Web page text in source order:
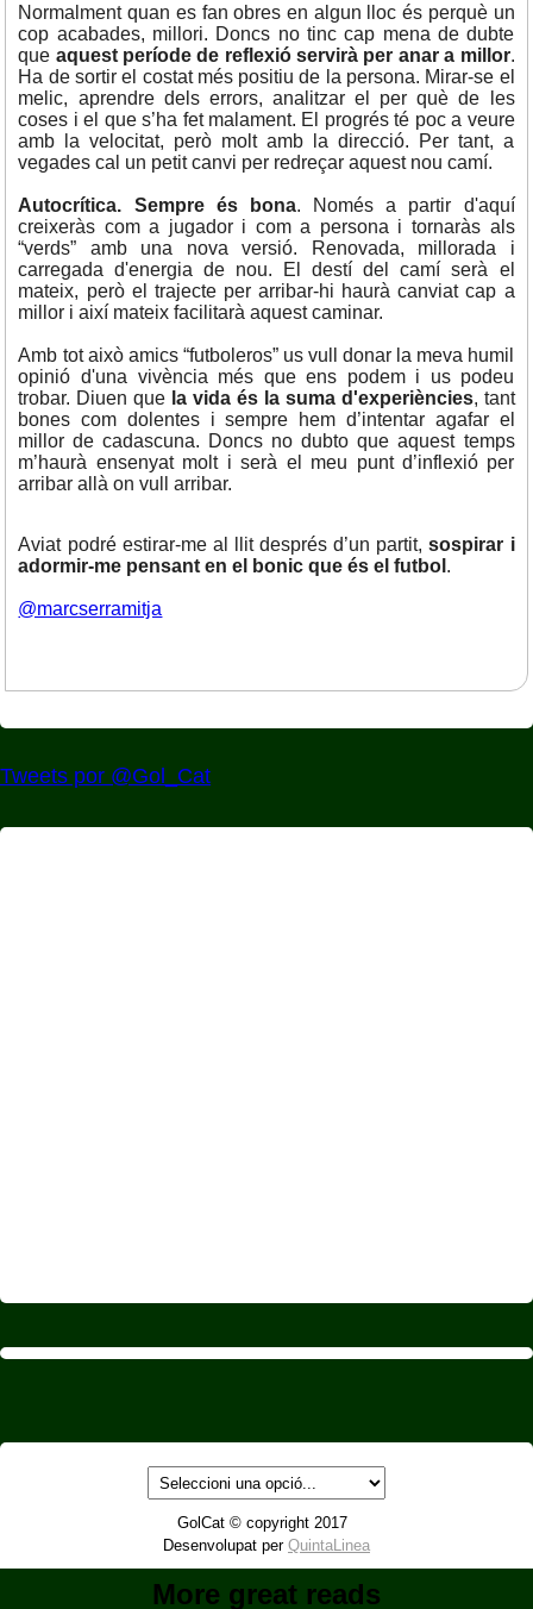
Normalment quan es fan obres en algun lloc és perquè un
cop acabades, millori. Doncs no tinc cap mena de dubte
que aquest període de reflexió servirà per anar a millor.
Ha de sortir el costat més positiu de la persona. Mirar-se el
melic, aprendre dels errors, analitzar el per què de les
coses i el que s’ha fet malament. El progrés té poc a veure
amb la velocitat, però molt amb la direcció. Per tant, a
vegades cal un petit canvi per redreçar aquest nou camí.
Autocrítica. Sempre és bona. Només a partir d'aquí
creixeràs com a jugador i com a persona i tornaràs als
“verds” amb una nova versió. Renovada, millorada i
carregada d'energia de nou. El destí del camí serà el
mateix, però el trajecte per arribar-hi haurà canviat cap a
millor i així mateix facilitarà aquest caminar.
Amb tot això amics “futboleros” us vull donar la meva humil
opinió d'una vivència més que ens podem i us podeu
trobar. Diuen que la vida és la suma d'experiències, tant
bones com dolentes i sempre hem d’intentar agafar el
millor de cadascuna. Doncs no dubto que aquest temps
m’haurà ensenyat molt i serà el meu punt d’inflexió per
arribar allà on vull arribar.
Aviat podré estirar-me al llit després d’un partit,sospirar i
adormir-me pensant en el bonic que és el futbol .
@marcserramitja
Tweets por @Gol_Cat
GolCat © copyright 2017
Desenvolupat per QuintaLinea
More great reads